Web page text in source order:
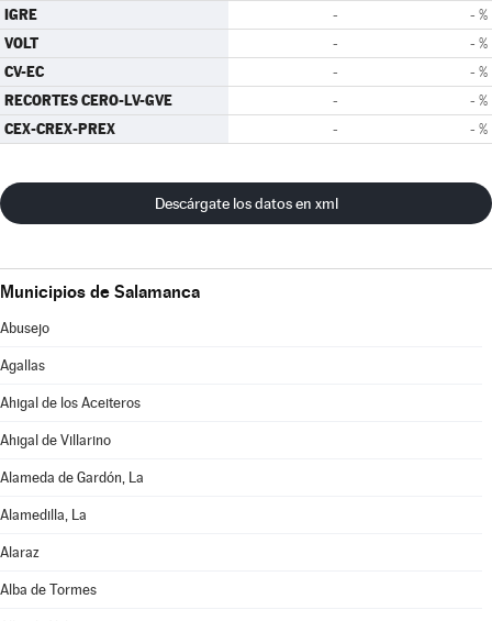
IGRE - - %
VOLT - - %
CV-EC - - %
RECORTES CERO-LV-GVE - - %
CEX-CREX-PREX - - %
Descárgate los datos en xml
Municipios de Salamanca
Abusejo
Agallas
Ahigal de los Aceiteros
Ahigal de Villarino
Alameda de Gardón, La
Alamedilla, La
Alaraz
Alba de Tormes